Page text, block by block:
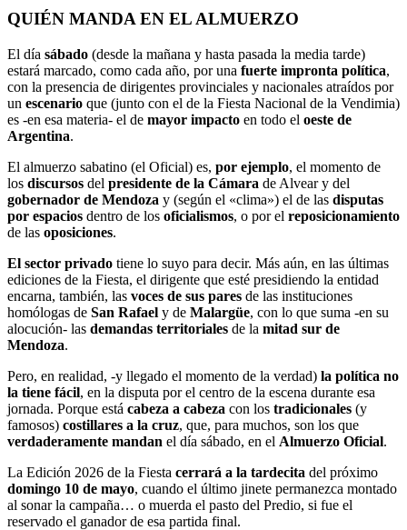
QUIÉN MANDA EN EL ALMUERZO
El día sábado (desde la mañana y hasta pasada la media tarde)
estará marcado, como cada año, por una fuerte impronta política,
con la presencia de dirigentes provinciales y nacionales atraídos por
un escenario que (junto con el de la Fiesta Nacional de la Vendimia)
es -en esa materia- el de mayor impacto en todo el oeste de
Argentina.
El almuerzo sabatino (el Oficial) es, por ejemplo, el momento de
los discursos del presidente de la Cámara de Alvear y del
gobernador de Mendoza y (según el «clima») el de las disputas
por espacios dentro de los oficialismos, o por el reposicionamiento
de las oposiciones.
El sector privado tiene lo suyo para decir. Más aún, en las últimas
ediciones de la Fiesta, el dirigente que esté presidiendo la entidad
encarna, también, las voces de sus pares de las instituciones
homólogas de San Rafael y de Malargüe, con lo que suma -en su
alocución- las demandas territoriales de la mitad sur de
Mendoza.
Pero, en realidad, -y llegado el momento de la verdad) la política no
la tiene fácil, en la disputa por el centro de la escena durante esa
jornada. Porque está cabeza a cabeza con los tradicionales (y
famosos) costillares a la cruz, que, para muchos, son los que
verdaderamente mandan el día sábado, en el Almuerzo Oficial.
La Edición 2026 de la Fiesta cerrará a la tardecita del próximo
domingo 10 de mayo, cuando el último jinete permanezca montado
al sonar la campaña… o muerda el pasto del Predio, si fue el
reservado el ganador de esa partida final.